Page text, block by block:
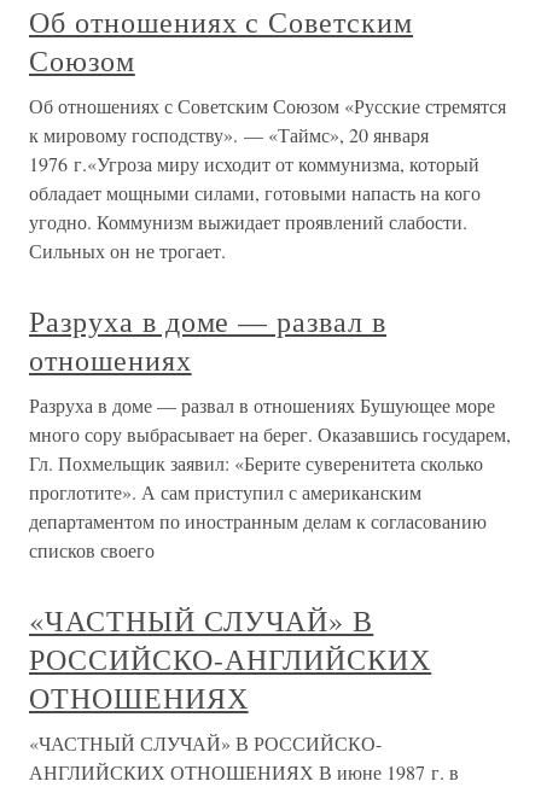
Об отношениях с Советским
Союзом
Об отношениях с Советским Союзом «Русские стремятся
к мировому господству». — «Таймс», 20 января
1976 г.«Угроза миру исходит от коммунизма, который
обладает мощными силами, готовыми напасть на кого
угодно. Коммунизм выжидает проявлений слабости.
Сильных он не трогает.
Разруха в доме — развал в
отношениях
Разруха в доме — развал в отношениях Бушующее море
много сору выбрасывает на берег. Оказавшись государем,
Гл. Похмельщик заявил: «Берите суверенитета сколько
проглотите». А сам приступил с американским
департаментом по иностранным делам к согласованию
списков своего
«ЧАСТНЫЙ СЛУЧАЙ» В
РОССИЙСКО-АНГЛИЙСКИХ
ОТНОШЕНИЯХ
«ЧАСТНЫЙ СЛУЧАЙ» В РОССИЙСКО-
АНГЛИЙСКИХ ОТНОШЕНИЯХ В июне 1987 г. в